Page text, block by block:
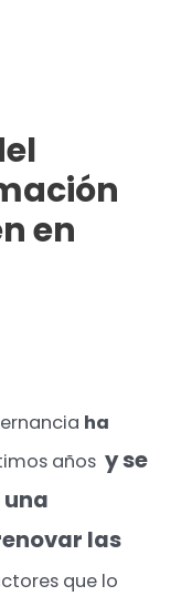
en
ha
años y se
las
que lo